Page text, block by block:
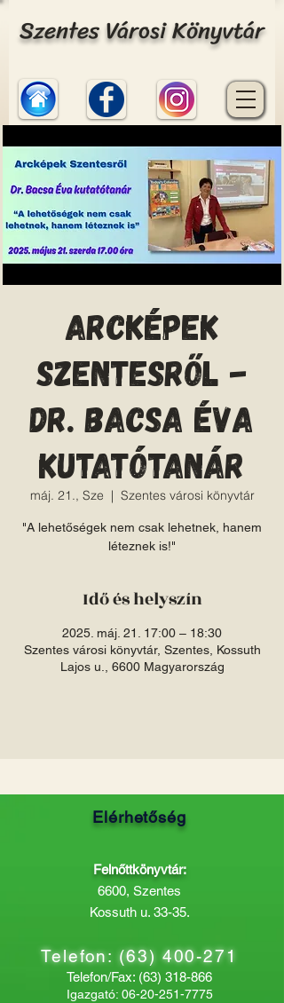
Szentes Városi Könyvtár
Arcképek
szentesről -
Dr. Bacsa Éva
kutatótanár
máj. 21., Sze
  |
Szentes városi könyvtár
"A lehetőségek nem csak lehetnek, hanem
léteznek is!"
Idő és helyszín
2025. máj. 21. 17:00 – 18:30
Szentes városi könyvtár, Szentes, Kossuth
Lajos u., 6600 Magyarország
Elérhetőség
Felnőttkönyvtár:
6600, Szentes
Kossuth u. 33-35.
Telefon:(63) 400-271
Telefon/Fax: (63) 318-866
Igazgató: 06-20-251-7775